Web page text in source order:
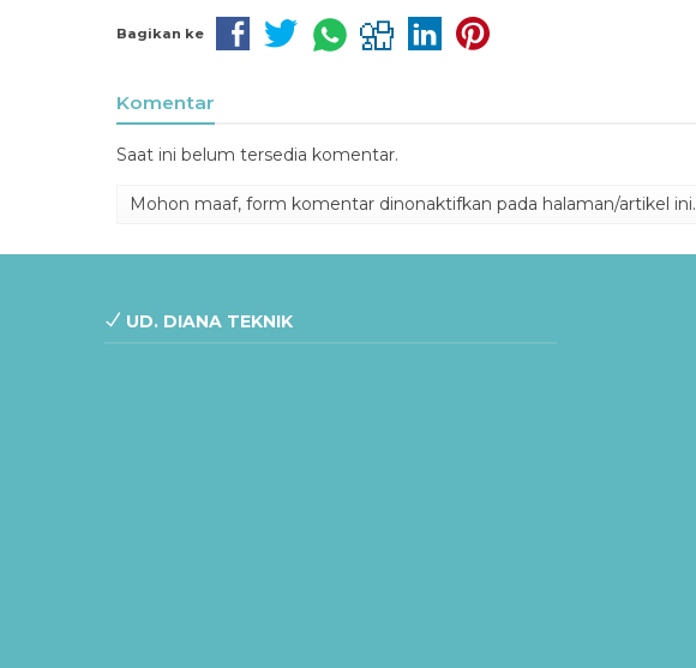
Bagikan ke
Komentar
Saat ini belum tersedia komentar.
Mohon maaf, form komentar dinonaktifkan pada halaman/artikel ini.
UD. DIANA TEKNIK